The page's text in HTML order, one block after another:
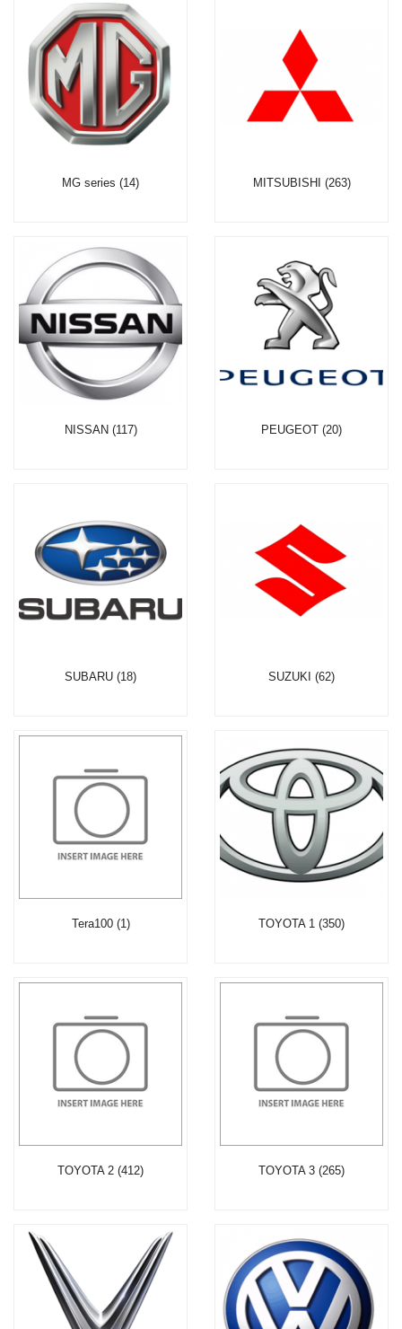
MG series (14) MITSUBISHI (263)
NISSAN (117) PEUGEOT (20)
SUBARU (18) SUZUKI (62)
Tera100 (1) TOYOTA 1 (350)
TOYOTA 2 (412) TOYOTA 3 (265)